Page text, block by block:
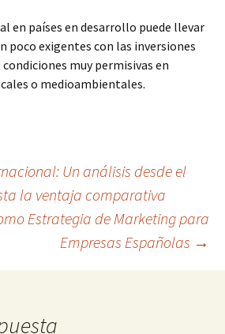
en países en desarrollo puede llevar
poco exigentes con las inversiones
muy permisivas en
o medioambientales.
Un análisis desde el
la ventaja comparativa
Estrategia de Marketing para
Empresas Españolas →